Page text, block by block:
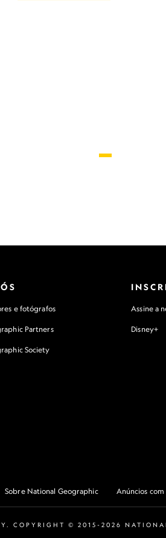
e fotógrafos
Partners
Society
Assine a
Disney+
Sobre National Geographic Anúncios
COPYRIGHT © 2015-2026